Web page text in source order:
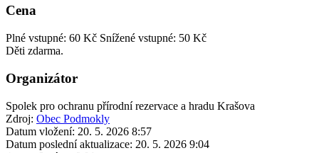
Cena
Plné vstupné: 60 Kč Snížené vstupné: 50 Kč
Děti zdarma.
Organizátor
Spolek pro ochranu přírodní rezervace a hradu Krašova
Zdroj: Obec Podmokly
Datum vložení: 20. 5. 2026 8:57
Datum poslední aktualizace: 20. 5. 2026 9:04